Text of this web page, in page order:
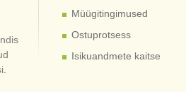
Müügitingimused
Ostuprotsess
Isikuandmete kaitse